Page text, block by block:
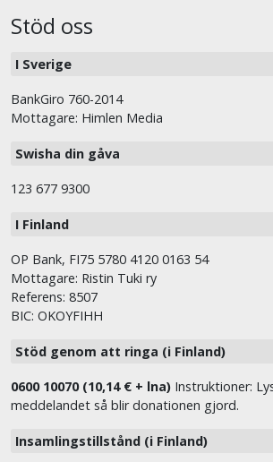
Stöd oss
I Sverige
BankGiro 760-2014
Mottagare: Himlen Media
Swisha din gåva
123 677 9300
I Finland
OP Bank, FI75 5780 4120 0163 54
Mottagare: Ristin Tuki ry
Referens: 8507
BIC: OKOYFIHH
Stöd genom att ringa (i Finland)
0600 10070 (10,14 € + lna) Instruktioner:
meddelandet så blir donationen gjord.
Insamlingstillstånd (i Finland)